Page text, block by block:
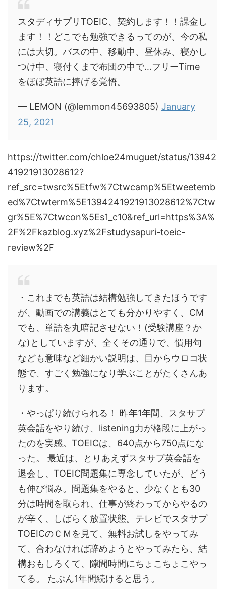
スタディサプリTOEIC、契約します！！課金し
ます！！どこでも勉強できるってのが、今の私
には大切。バスの中、移動中、昼休み、寝かし
つけ中、寝付くまで布団の中で…フリーTime
をほぼ英語に捧げる覚悟。
— LEMON (@lemmon45693805) January
25, 2021
https://twitter.com/chloe24muguet/status/13942
41921913028612?
ref_src=twsrc%5Etfw%7Ctwcamp%5Etweetemb
ed%7Ctwterm%5E1394241921913028612%7Ctw
gr%5E%7Ctwcon%5Es1_c10&ref_url=https%3A%
2F%2Fkazblog.xyz%2Fstudysapuri-toeic-
review%2F
・これまでも英語は結構勉強してきたほうです
が、動画での講義はとても分かりやすく、CM
でも、単語を丸暗記させない！(受験講座？か
な)としていますが、全くその通りで、慣用句
なども意味など細かい説明は、目からウロコ状
態で、すごく勉強になり学ぶことがたくさんあ
ります。
・やっぱり続けられる！ 昨年1年間、スタサプ
英会話をやり続け、listening力が格段に上がっ
たのを実感。TOEICは、640点から750点にな
った。 最近は、とりあえずスタサプ英会話を
退会し、TOEIC問題集に専念していたが、どう
も伸び悩み。問題集をやると、少なくとも30
分は時間を取られ、仕事が終わってからやるの
が辛く、しばらく放置状態。テレビでスタサプ
TOEICのＣＭを見て、無料お試しをやってみ
て、合わなければ辞めようとやってみたら、結
構おもしろくて、隙間時間にちょこちょこやっ
てる。 たぶん1年間続けると思う。